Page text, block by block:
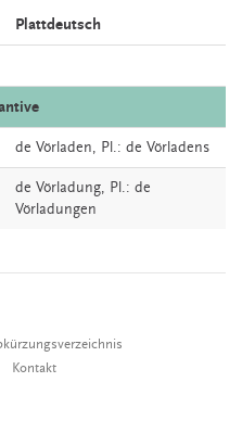
Plattdeutsch
de Vörladen, Pl.: de Vörladens
de Vörladung, Pl.: de
Vörladungen
Kontakt